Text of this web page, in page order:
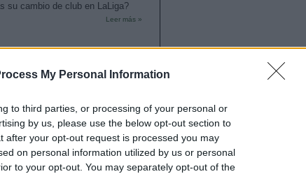
My Personal Information
to third parties, or processing of your personal or
by us, please use the below opt-out section to
after your opt-out request is processed you may
on personal information utilized by us or personal
to your opt-out. You may separately opt-out of the
su cambio de club en LaLiga?
Leer más »
rentables por menos
|
tienes un presupuesto inferior a
pueden serte de gran
¡Promedian más de 4 puntos por